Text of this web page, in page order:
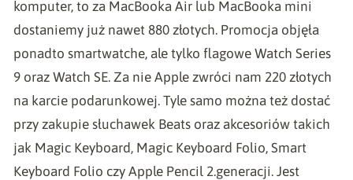
komputer, to za MacBooka Air lub MacBooka mini
dostaniemy już nawet 880 złotych. Promocja objęła
ponadto smartwatche, ale tylko flagowe Watch Series
9 oraz Watch SE. Za nie Apple zwróci nam 220 złotych
na karcie podarunkowej. Tyle samo można też dostać
przy zakupie słuchawek Beats oraz akcesoriów takich
jak Magic Keyboard, Magic Keyboard Folio, Smart
Keyboard Folio czy Apple Pencil 2.generacji. Jest